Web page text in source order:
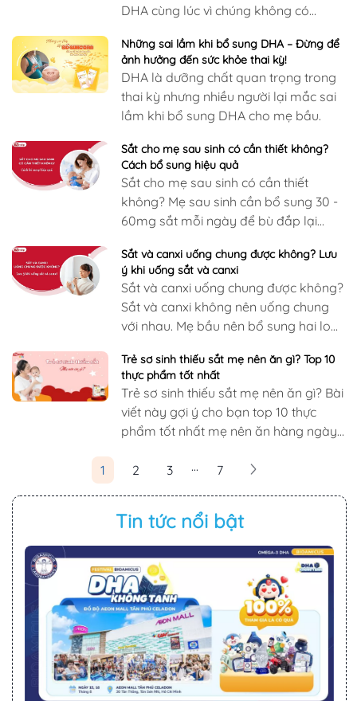
DHA cùng lúc vì chúng không có
thời điểm…
Những sai lầm khi bổ sung DHA – Đừng để
ảnh hưởng đến sức khỏe thai kỳ!
DHA là dưỡng chất quan trọng trong
thai kỳ nhưng nhiều người lại mắc sai
lầm khi bổ sung DHA cho mẹ bầu.
Sắt cho mẹ sau sinh có cần thiết không?
Cách bổ sung hiệu quả
Sắt cho mẹ sau sinh có cần thiết
không? Mẹ sau sinh cần bổ sung 30 -
60mg sắt mỗi ngày để bù đắp lại
Sắt và canxi uống chung được không? Lưu
ý khi uống sắt và canxi
Sắt và canxi uống chung được không?
Sắt và canxi không nên uống chung
với nhau. Mẹ bầu nên bổ sung hai loại
Trẻ sơ sinh thiếu sắt mẹ nên ăn gì? Top 10
thực phẩm tốt nhất
Trẻ sơ sinh thiếu sắt mẹ nên ăn gì? Bài
viết này gợi ý cho bạn top 10 thực
phẩm tốt nhất mẹ nên ăn hàng ngày.
1
2 3 ... 7
Tin tức nổi bật